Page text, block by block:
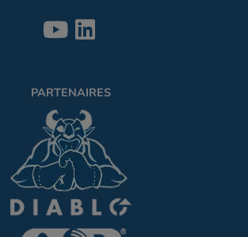
PARTENAIRES